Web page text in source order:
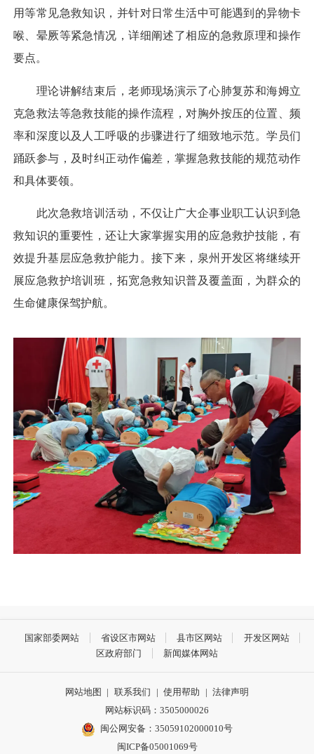
用等常见急救知识，并针对日常生活中可能遇到的异物卡
喉、晕厥等紧急情况，详细阐述了相应的急救原理和操作
要点。
理论讲解结束后，老师现场演示了心肺复苏和海姆立
克急救法等急救技能的操作流程，对胸外按压的位置、频
率和深度以及人工呼吸的步骤进行了细致地示范。学员们
踊跃参与，及时纠正动作偏差，掌握急救技能的规范动作
和具体要领。
此次急救培训活动，不仅让广大企事业职工认识到急
救知识的重要性，还让大家掌握实用的应急救护技能，有
效提升基层应急救护能力。接下来，泉州开发区将继续开
展应急救护培训班，拓宽急救知识普及覆盖面，为群众的
生命健康保驾护航。
国家部委网站 省设区市网站 县市区网站
开发区网站
区政府部门
新闻媒体网站
网站地图 | 联系我们 | 使用帮助 | 法律声明
网站标识码：3505000026
闽公网安备：35059102000010号
闽ICP备05001069号